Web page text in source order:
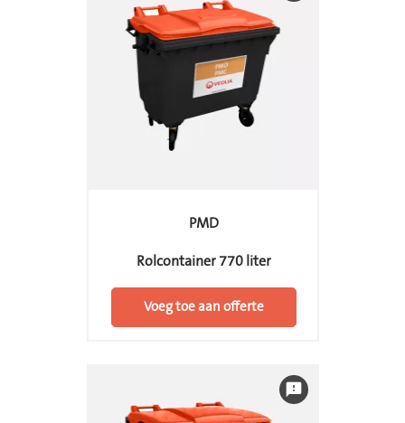
PMD
Rolcontainer 770 liter
Voeg toe aan offerte
feedback